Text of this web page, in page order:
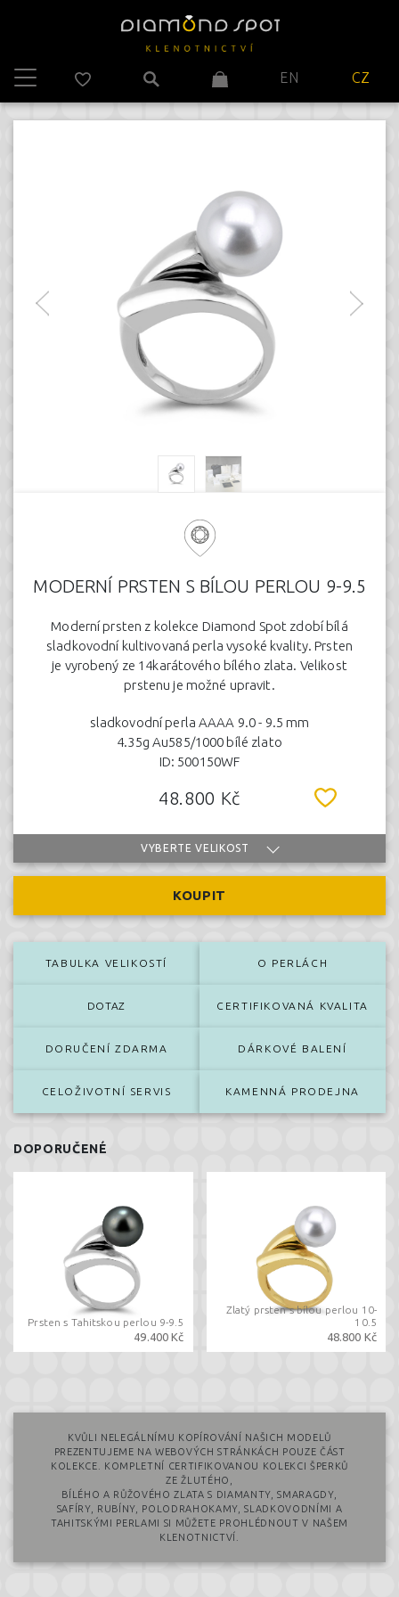
EN CZ
MODERNÍ PRSTEN S BÍLOU PERLOU 9-9.5
Moderní prsten z kolekce Diamond Spot zdobí bílá
sladkovodní kultivovaná perla vysoké kvality. Prsten
je vyrobený ze 14karátového bílého zlata. Velikost
prstenu je možné upravit.
sladkovodní perla AAAA 9.0 - 9.5 mm
4.35g Au585/1000 bílé zlato
ID: 500150WF
48.800 Kč
VYBERTE VELIKOST
KOUPIT
TABULKA VELIKOSTÍ O PERLÁCH
DOTAZ CERTIFIKOVANÁ KVALITA
DORUČENÍ ZDARMA DÁRKOVÉ BALENÍ
CELOŽIVOTNÍ SERVIS KAMENNÁ PRODEJNA
DOPORUČENÉ
Prsten s Tahitskou perlou 9-9.5
49.400 Kč
Zlatý prsten s bílou perlou 10-
10.5
48.800 Kč
KVŮLI NELEGÁLNÍMU KOPÍROVÁNÍ NAŠICH MODELŮ
PREZENTUJEME NA WEBOVÝCH STRÁNKÁCH POUZE ČÁST
KOLEKCE. KOMPLETNÍ CERTIFIKOVANOU KOLEKCI ŠPERKŮ
ZE ŽLUTÉHO,
BÍLÉHO A RŮŽOVÉHO ZLATA S DIAMANTY, SMARAGDY,
SAFÍRY, RUBÍNY, POLODRAHOKAMY, SLADKOVODNÍMI A
TAHITSKÝMI PERLAMI SI MŮŽETE PROHLÉDNOUT V NAŠEM
KLENOTNICTVÍ.